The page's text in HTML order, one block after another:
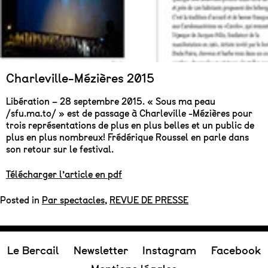
Charleville-Mézières 2015
Libération – 28 septembre 2015. « Sous ma peau
/sfu.ma.to/ » est de passage à Charleville -Mézières pour
trois représentations de plus en plus belles et un public de
plus en plus nombreux! Frédérique Roussel en parle dans
son retour sur le festival.
Télécharger l’article en pdf
Posted in Par spectacles, REVUE DE PRESSE
Le Bercail Newsletter Instagram
Facebook